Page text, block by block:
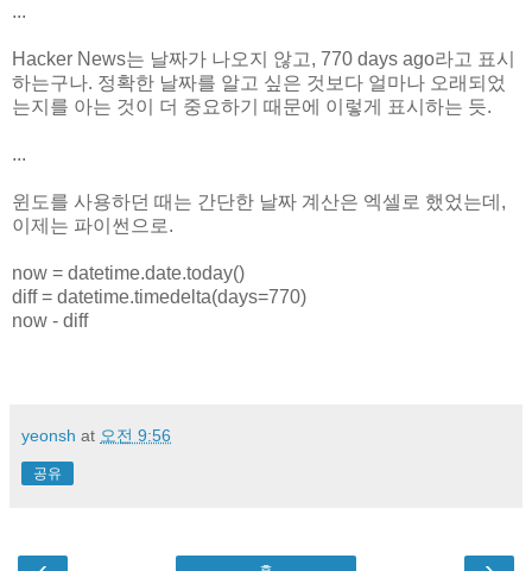
...
Hacker News는 날짜가 나오지 않고, 770 days ago라고 표시
하는구나. 정확한 날짜를 알고 싶은 것보다 얼마나 오래되었
는지를 아는 것이 더 중요하기 때문에 이렇게 표시하는 듯.
...
윈도를 사용하던 때는 간단한 날짜 계산은 엑셀로 했었는데,
이제는 파이썬으로.
now = datetime.date.today()
diff = datetime.timedelta(days=770)
now - diff
yeonsh at 오전 9:56
공유